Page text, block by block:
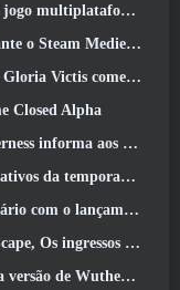
completo
Medieval Fest
Victis começa hoje
Closed Alpha
que esperar dos lançamentos
da temporada 7.5
do SS12 Lunaria hoje
prestes a ser colocados à venda
Waves 3.3 Atualizar